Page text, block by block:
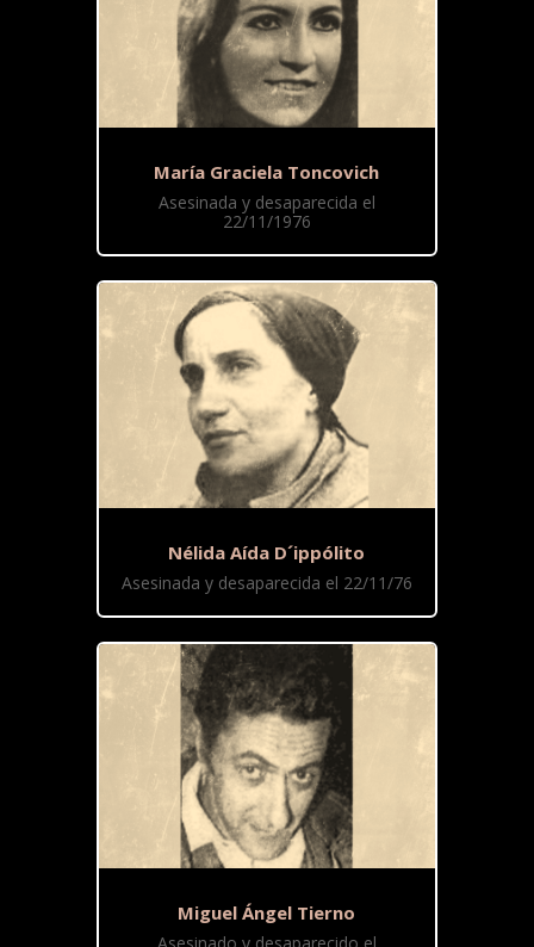
María Graciela Toncovich
Asesinada y desaparecida el
22/11/1976
Nélida Aída D´ippólito
Asesinada y desaparecida el 22/11/76
Miguel Ángel Tierno